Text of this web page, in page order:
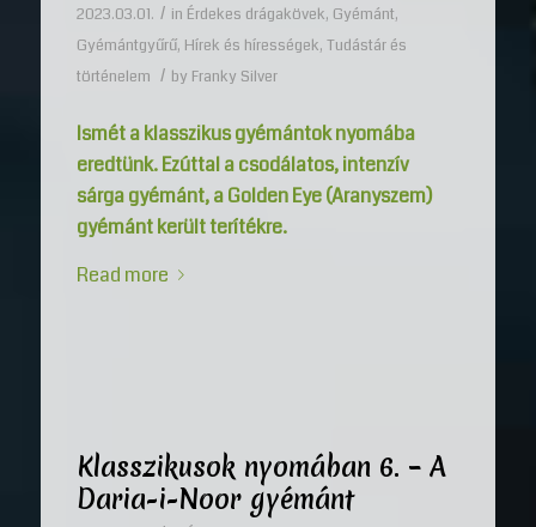
2023.03.01. / in Érdekes drágakövek, Gyémánt,
Gyémántgyűrű, Hírek és hírességek, Tudástár és
történelem / by Franky Silver
Ismét a klasszikus gyémántok nyomába
eredtünk. Ezúttal a csodálatos, intenzív
sárga gyémánt, a Golden Eye (Aranyszem)
gyémánt került terítékre.
Read more
Klasszikusok nyomában 6. – A
Daria-i-Noor gyémánt